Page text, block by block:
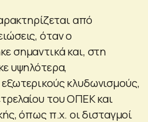
από
όταν ο
σημαντικά και, στη
υψηλότερα,
κλυδωνισμούς,
του ΟΠΕΚ και
όπως π.χ. οι δισταγμοί